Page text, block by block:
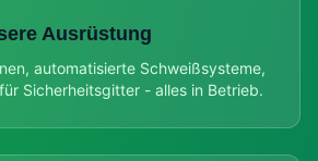
Ausrüstung
automatisierte Schweißsysteme,
Sicherheitsgitter - alles in Betrieb.